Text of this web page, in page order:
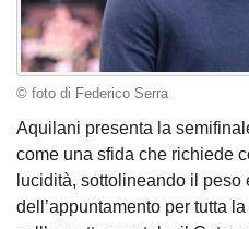
© foto di Federico Serra
Aquilani presenta la
come una sfida che richiede
lucidità, sottolineando il peso
dell’appuntamento per tutta